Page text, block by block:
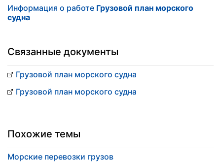
Информация о работе Грузовой план морского
судна
Связанные документы
Грузовой план морского судна
Грузовой план морского судна
Похожие темы
Морские перевозки грузов